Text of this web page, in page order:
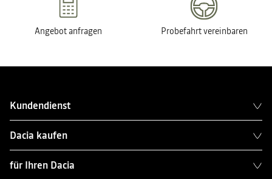
Angebot anfragen Probefahrt vereinbaren
Kundendienst
Dacia kaufen
für Ihren Dacia